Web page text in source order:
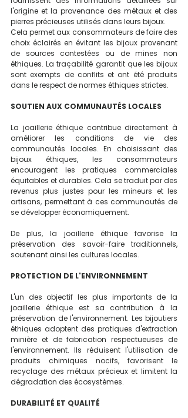
l'origine et la provenance des métaux et des
pierres précieuses utilisés dans leurs bijoux.
Cela permet aux consommateurs de faire des
choix éclairés en évitant les bijoux provenant
de sources contestées ou de mines non
éthiques. La traçabilité garantit que les bijoux
sont exempts de conflits et ont été produits
dans le respect de normes éthiques strictes.
SOUTIEN AUX COMMUNAUTÉS LOCALES
La joaillerie éthique contribue directement à
améliorer les conditions de vie des
communautés locales. En choisissant des
bijoux éthiques, les consommateurs
encouragent les pratiques commerciales
équitables et durables. Cela se traduit par des
revenus plus justes pour les mineurs et les
artisans, permettant à ces communautés de
se développer économiquement.
De plus, la joaillerie éthique favorise la
préservation des savoir-faire traditionnels,
soutenant ainsi les cultures locales.
PROTECTION DE L'ENVIRONNEMENT
L'un des objectif les plus importants de la
joaillerie éthique est sa contribution à la
préservation de l'environnement. Les bijoutiers
éthiques adoptent des pratiques d'extraction
minière et de fabrication respectueuses de
l'environnement. Ils réduisent l'utilisation de
produits chimiques nocifs, favorisent le
recyclage des métaux précieux et limitent la
dégradation des écosystèmes.
DURABILITÉ ET QUALITÉ